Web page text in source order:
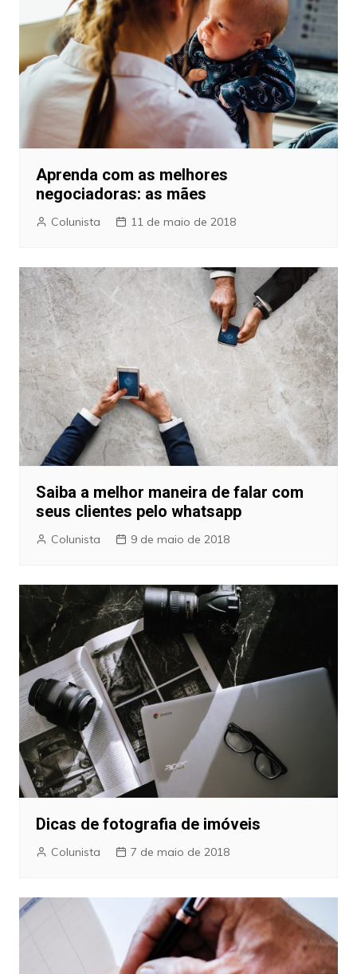
Aprenda com as melhores
negociadoras: as mães
Colunista 11 de maio de 2018
Saiba a melhor maneira de falar com
seus clientes pelo whatsapp
Colunista 9 de maio de 2018
Dicas de fotografia de imóveis
Colunista 7 de maio de 2018